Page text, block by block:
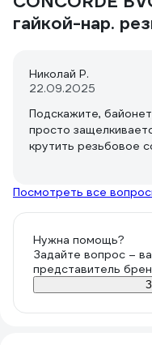
гайкой-нар.
Николай Р.
22.09.2025
Подскажите,
просто
крутить резьбовое
Посмотреть все
Нужна помощь?
Задайте вопрос –
представитель